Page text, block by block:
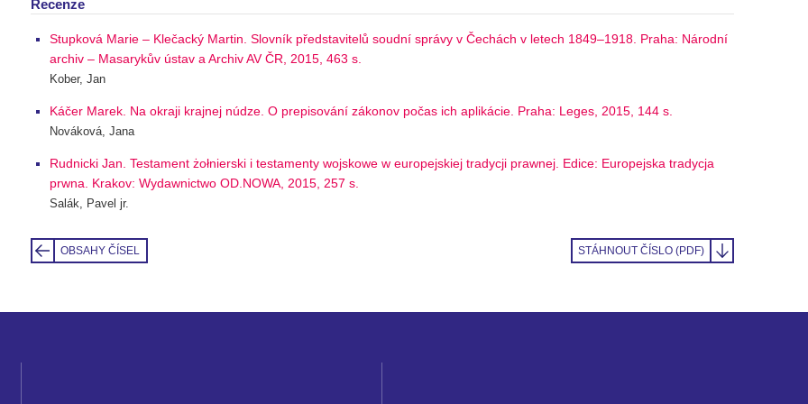
Recenze
Stupková Marie – Klečacký Martin. Slovník představitelů soudní správy v Čechách v letech 1849–1918. Praha: Národní
archiv – Masarykův ústav a Archiv AV ČR, 2015, 463 s.
Kober, Jan
Káčer Marek. Na okraji krajnej núdze. O prepisování zákonov počas ich aplikácie. Praha: Leges, 2015, 144 s.
Nováková, Jana
Rudnicki Jan. Testament żołnierski i testamenty wojskowe w europejskiej tradycji prawnej. Edice: Europejska tradycja
prwna. Krakov: Wydawnictwo OD.NOWA, 2015, 257 s.
Salák, Pavel jr.
OBSAHY ČÍSEL STÁHNOUT ČÍSLO (PDF)